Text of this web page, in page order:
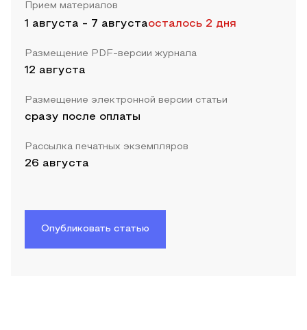
Прием материалов
1 августа - 7 августаосталось 2 дня
Размещение PDF-версии журнала
12 августа
Размещение электронной версии статьи
сразу после оплаты
Рассылка печатных экземпляров
26 августа
Опубликовать статью